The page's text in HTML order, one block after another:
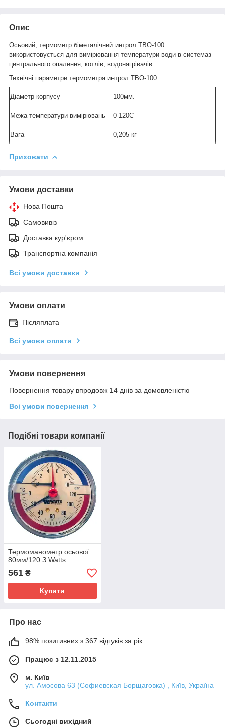
Опис
Осьовий, термометр біметалічний интрол ТВО-100
використовується для вимірювання температури води в системаз
центрального опалення, котлів, водонагрівачів.
Технічні параметри термометра интрол ТВО-100:
Діаметр корпусу 100мм.
Межа температури вимірювань 0-120С
Вага 0,205 кг
Приховати
Умови доставки
Нова Пошта
Самовивіз
Доставка кур'єром
Транспортна компанія
Всі умови доставки
Умови оплати
Післяплата
Всі умови оплати
Умови повернення
Повернення товару впродовж 14 днів за домовленістю
Всі умови повернення
Подібні товари компанії
Термоманометр осьової
80мм/120 З Watts
561 ₴
Купити
Про нас
98% позитивних з 367 відгуків за рік
Працює з 12.11.2015
м. Київ
ул. Амосова 63 (Софиевская Борщаговка) , Київ, Україна
Контакти
Сьогодні вихідний